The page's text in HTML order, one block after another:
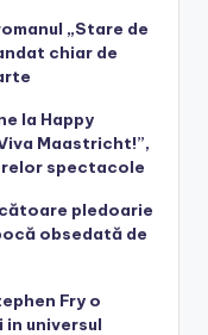
„Stare de
chiar de
la Happy
Maastricht!”,
spectacole
pledoarie
obsedată de
Fry o
universul